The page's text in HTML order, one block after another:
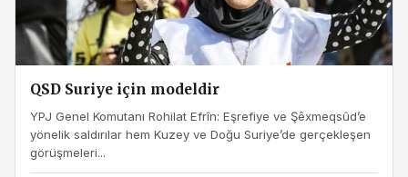
QSD Suriye için modeldir
YPJ Genel Komutanı Rohilat Efrîn: Eşrefiye ve Şêxmeqsûd’e
yönelik saldırılar hem Kuzey ve Doğu Suriye’de gerçekleşen
görüşmeleri...